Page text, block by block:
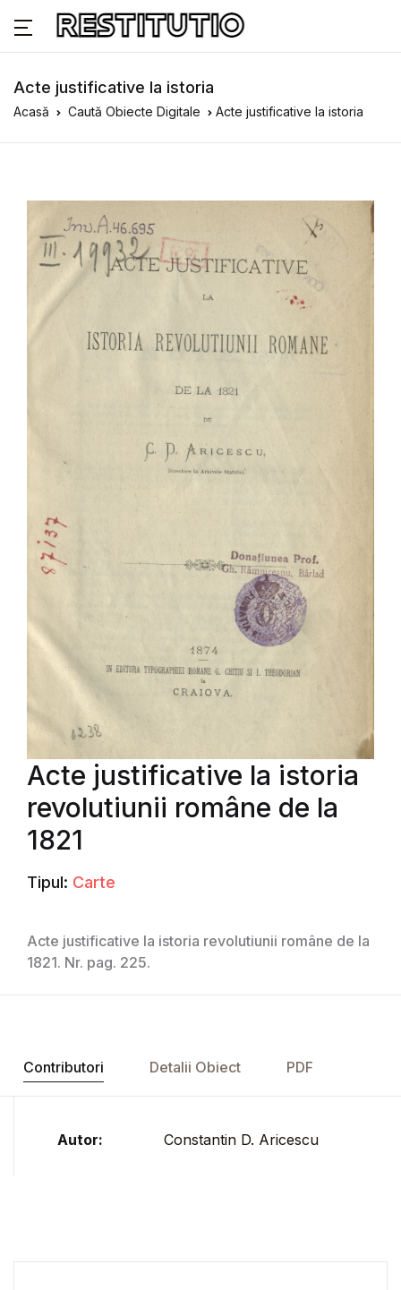
Acte justificative la istoria
Acasă Caută Obiecte Digitale Acte justificative la istoria
Acte justificative la istoria
revolutiunii române de la
1821
Tipul: Carte
Acte justificative la istoria revolutiunii române de la
1821. Nr. pag. 225.
Contributori Detalii Obiect PDF
Autor: Constantin D. Aricescu